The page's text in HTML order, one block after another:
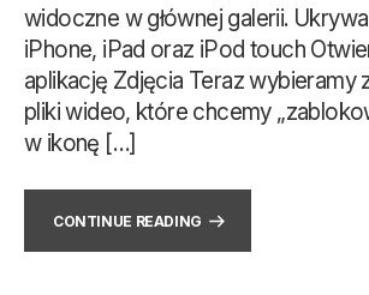
widoczne w głównej galerii.
iPhone, iPad oraz iPod touch
aplikację Zdjęcia Teraz wybieramy
pliki wideo, które chcemy
w ikonę […]
CONTINUE READING